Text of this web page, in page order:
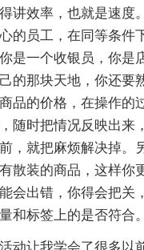
讲效率，也就是速度
的员工，在同等条件
是一个收银员，你是
的那块天地，你还要
品的价格，在操作的
随时把情况反映出来
，就把麻烦解决掉。
散装的商品，这样你
会出错，你得会把关
和标签上的是否符合。